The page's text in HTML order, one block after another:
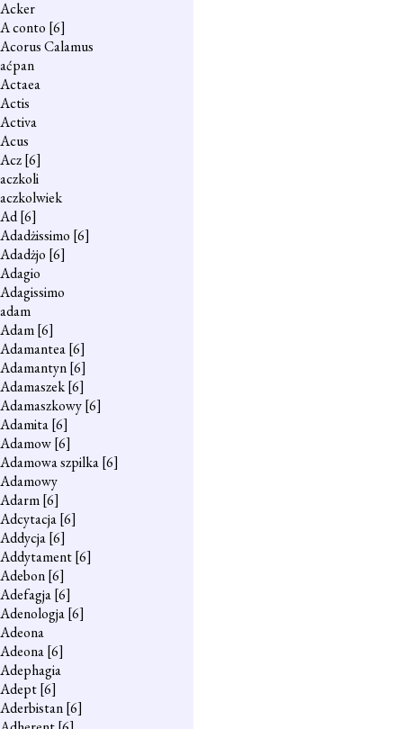
Acker
A conto [6]
Acorus Calamus
aćpan
Actaea
Actis
Activa
Acus
Acz[6]
aczkoli
aczkolwiek
Ad[6]
Adadżissimo [6]
Adadżjo [6]
Adagio
Adagissimo
adam
Adam[6]
Adamantea[6]
Adamantyn[6]
Adamaszek[6]
Adamaszkowy[6]
Adamita[6]
Adamow[6]
Adamowa szpilka[6]
Adamowy
Adarm[6]
Adcytacja[6]
Addycja[6]
Addytament[6]
Adebon[6]
Adefagja[6]
Adenologja[6]
Adeona
Adeona[6]
Adephagia
Adept[6]
Aderbistan[6]